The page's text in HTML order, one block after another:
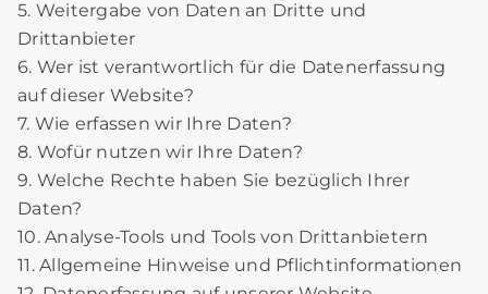
5. Weitergabe von Daten an Dritte und
Drittanbieter
6. Wer ist verantwortlich für die Datenerfassung
auf dieser Website?
7. Wie erfassen wir Ihre Daten?
8. Wofür nutzen wir Ihre Daten?
9. Welche Rechte haben Sie bezüglich Ihrer
Daten?
10. Analyse-Tools und Tools von Drittanbietern
11. Allgemeine Hinweise und Pflichtinformationen